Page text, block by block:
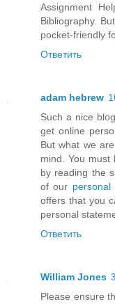
Assignment
Bibliography.
pocket-friendly
Ответить
adam hebrew
Such a nice
get online
But what we
mind. You
by reading the
of our personal
offers that you
personal
Ответить
William Jones
Please ensure